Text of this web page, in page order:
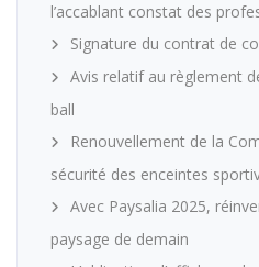
l’accablant constat des
Signature du contrat de
Avis relatif au règlement
ball
Renouvellement de la
sécurité des enceintes
Avec Paysalia 2025,
paysage de demain